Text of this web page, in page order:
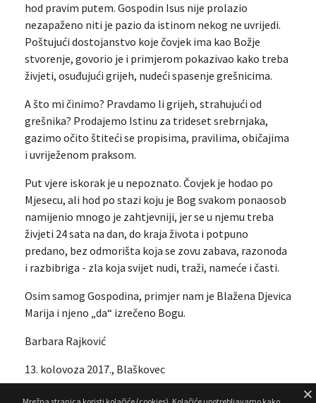
hod pravim putem. Gospodin Isus nije prolazio
nezapaženo niti je pazio da istinom nekog ne uvrijedi.
Poštujući dostojanstvo koje čovjek ima kao Božje
stvorenje, govorio je i primjerom pokazivao kako treba
živjeti, osuđujući grijeh, nudeći spasenje grešnicima.
A što mi činimo? Pravdamo li grijeh, strahujući od
grešnika? Prodajemo Istinu za trideset srebrnjaka,
gazimo očito štiteći se propisima, pravilima, običajima
i uvriježenom praksom.
Put vjere iskorak je u nepoznato. Čovjek je hodao po
Mjesecu, ali hod po stazi koju je Bog svakom ponaosob
namijenio mnogo je zahtjevniji, jer se u njemu treba
živjeti 24 sata na dan, do kraja života i potpuno
predano, bez odmorišta koja se zovu zabava, razonoda
i razbibriga - zla koja svijet nudi, traži, nameće i časti.
Osim samog Gospodina, primjer nam je Blažena Djevica
Marija i njeno „da“ izrečeno Bogu.
Barbara Rajković
13. kolovoza 2017., Blaškovec